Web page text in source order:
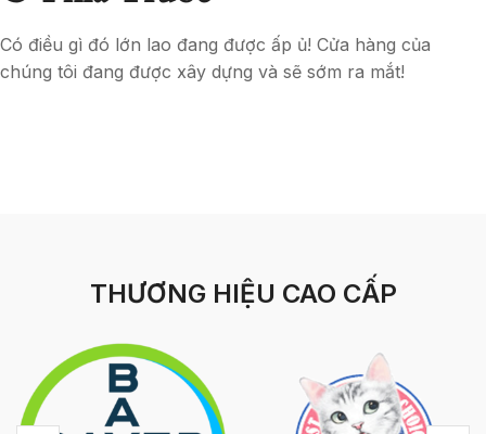
Có điều gì đó lớn lao đang được ấp ủ! Cửa hàng của
chúng tôi đang được xây dựng và sẽ sớm ra mắt!
THƯƠNG HIỆU CAO CẤP